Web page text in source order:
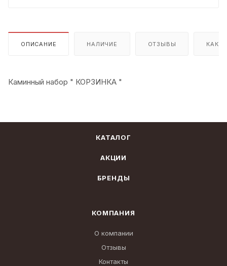
ОПИСАНИЕ НАЛИЧИЕ ОТЗЫВЫ КАК
Каминный набор " КОРЗИНКА "
КАТАЛОГ
АКЦИИ
БРЕНДЫ
КОМПАНИЯ
О компании
Отзывы
Контакты